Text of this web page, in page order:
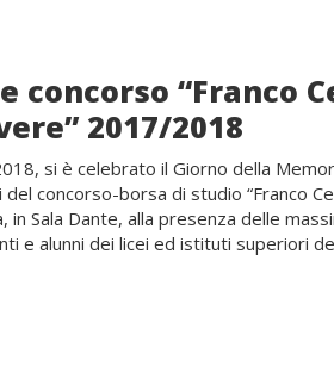
concorso “Franco
2017/2018
si è celebrato il Giorno della
concorso-borsa di studio “Franco
in Sala Dante, alla presenza delle
e alunni dei licei ed istituti superiori